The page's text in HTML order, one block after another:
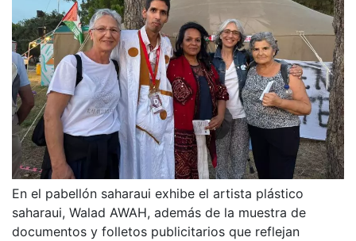
En el pabellón saharaui exhibe el artista plástico
saharaui, Walad AWAH, además de la muestra de
documentos y folletos publicitarios que reflejan